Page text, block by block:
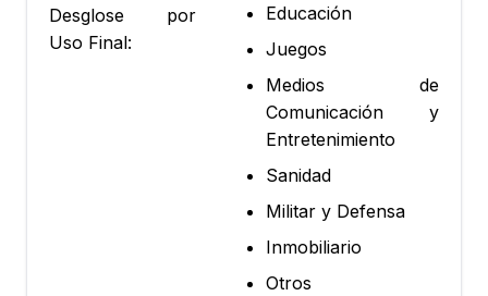
Desglose por
Uso Final:
Educación
Juegos
Medios de
Comunicación y
Entretenimiento
Sanidad
Militar y Defensa
Inmobiliario
Otros